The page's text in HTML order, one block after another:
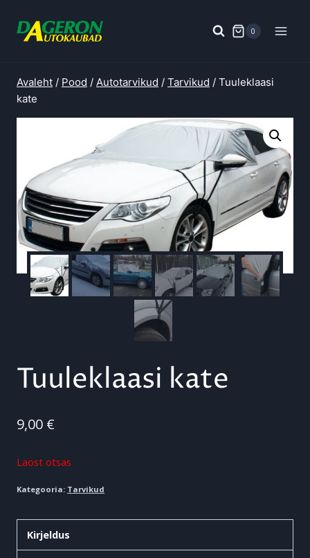
0
Avaleht / Pood / Autotarvikud / Tarvikud / Tuuleklaasi
kate
Tuuleklaasi kate
9,00 €
Laost otsas
Kategooria: Tarvikud
Kirjeldus